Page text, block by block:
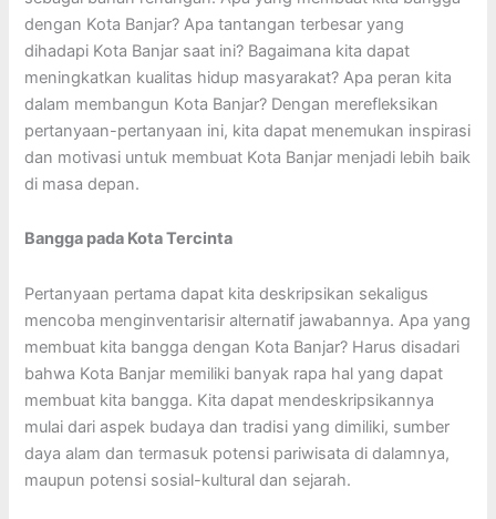
dengan Kota Banjar? Apa tantangan terbesar yang
dihadapi Kota Banjar saat ini? Bagaimana kita dapat
meningkatkan kualitas hidup masyarakat? Apa peran kita
dalam membangun Kota Banjar? Dengan merefleksikan
pertanyaan-pertanyaan ini, kita dapat menemukan inspirasi
dan motivasi untuk membuat Kota Banjar menjadi lebih baik
di masa depan.
Bangga pada Kota Tercinta
Pertanyaan pertama dapat kita deskripsikan sekaligus
mencoba menginventarisir alternatif jawabannya. Apa yang
membuat kita bangga dengan Kota Banjar? Harus disadari
bahwa Kota Banjar memiliki banyak rapa hal yang dapat
membuat kita bangga. Kita dapat mendeskripsikannya
mulai dari aspek budaya dan tradisi yang dimiliki, sumber
daya alam dan termasuk potensi pariwisata di dalamnya,
maupun potensi sosial-kultural dan sejarah.